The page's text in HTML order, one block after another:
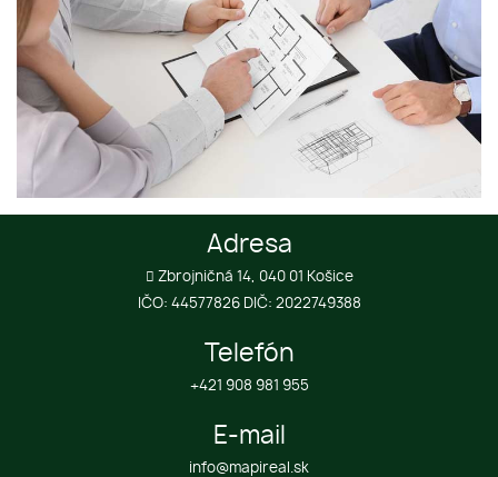
Adresa
Zbrojničná 14, 040 01 Košice
IČO: 44577826 DIČ: 2022749388
Telefón
+421 908 981 955
E-mail
info@mapireal.sk